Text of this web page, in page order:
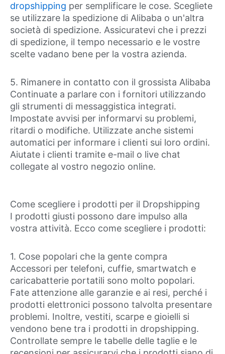
dropshipping per semplificare le cose. Scegliete
se utilizzare la spedizione di Alibaba o un'altra
società di spedizione. Assicuratevi che i prezzi
di spedizione, il tempo necessario e le vostre
scelte vadano bene per la vostra azienda.
5. Rimanere in contatto con il grossista Alibaba
Continuate a parlare con i fornitori utilizzando
gli strumenti di messaggistica integrati.
Impostate avvisi per informarvi su problemi,
ritardi o modifiche. Utilizzate anche sistemi
automatici per informare i clienti sui loro ordini.
Aiutate i clienti tramite e-mail o live chat
collegate al vostro negozio online.
Come scegliere i prodotti per il Dropshipping
I prodotti giusti possono dare impulso alla
vostra attività. Ecco come scegliere i prodotti:
1. Cose popolari che la gente compra
Accessori per telefoni, cuffie, smartwatch e
caricabatterie portatili sono molto popolari.
Fate attenzione alle garanzie e ai resi, perché i
prodotti elettronici possono talvolta presentare
problemi. Inoltre, vestiti, scarpe e gioielli si
vendono bene tra i prodotti in dropshipping.
Controllate sempre le tabelle delle taglie e le